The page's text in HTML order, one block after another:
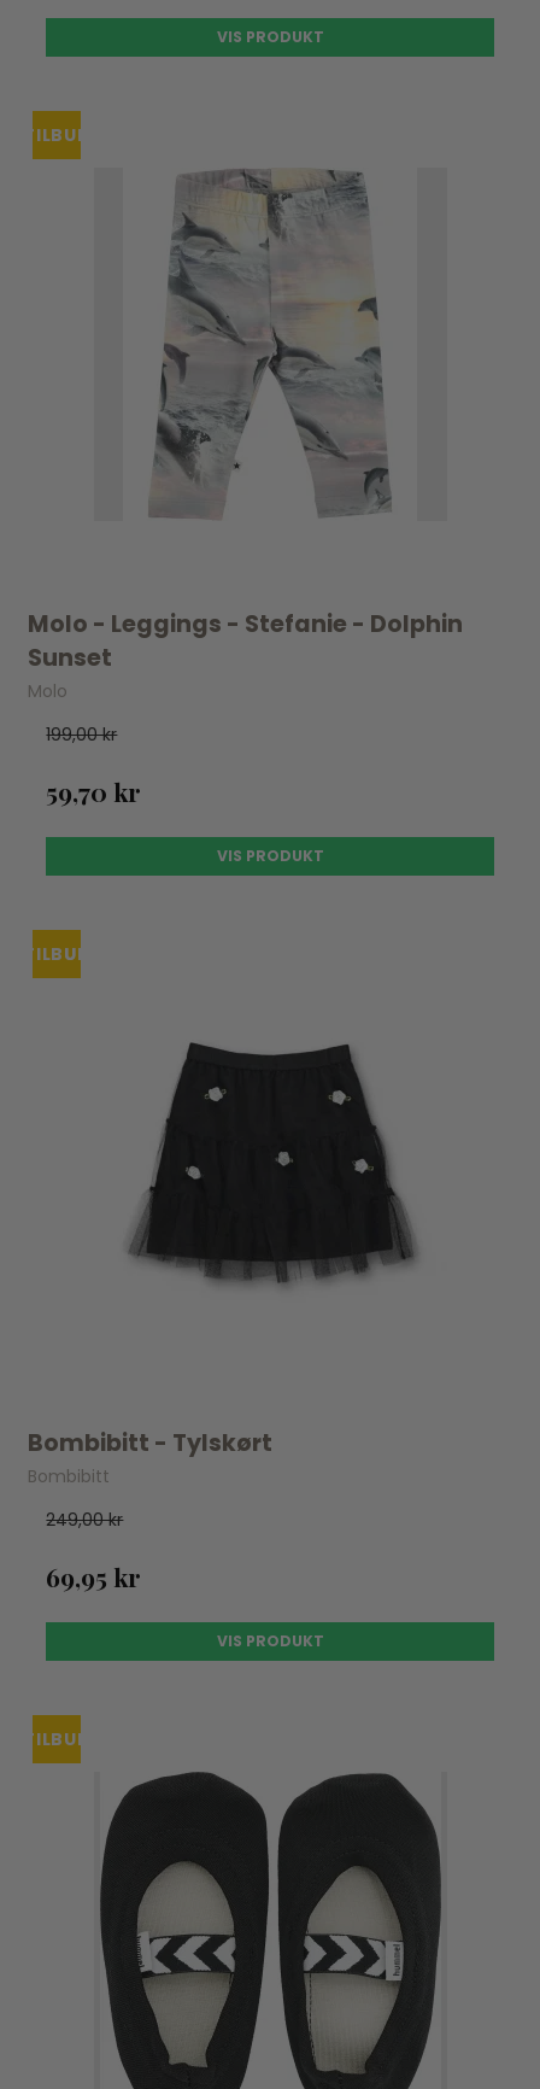
VIS PRODUKT
TILBUD
Molo - Leggings - Stefanie - Dolphin
Sunset
Molo
199,00 kr
59,70 kr
VIS PRODUKT
TILBUDUDSOLGT
Bombibitt - Tylskørt
Bombibitt
249,00 kr
69,95 kr
VIS PRODUKT
TILBUD